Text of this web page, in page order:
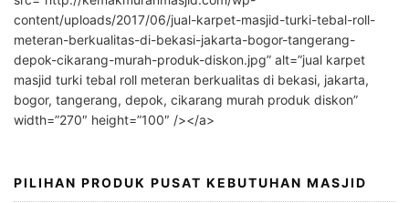
n
a
t
i
v
content/uploads/2017/06/jual-karpet-masjid-turki-tebal-roll-
meteran-berkualitas-di-bekasi-jakarta-bogor-tangerang-
depok-cikarang-murah-produk-diskon.jpg” alt=”jual karpet
masjid turki tebal roll meteran berkualitas di bekasi, jakarta,
bogor, tangerang, depok, cikarang murah produk diskon”
width=”270″ height=”100″ /></a>
PILIHAN PRODUK PUSAT KEBUTUHAN MASJID